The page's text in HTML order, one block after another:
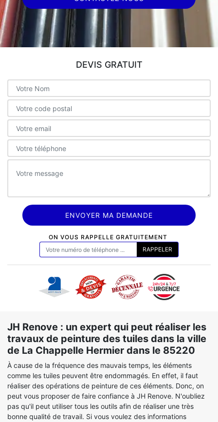
DEVIS GRATUIT
ON VOUS RAPPELLE GRATUITEMENT
JH Renove : un expert qui peut réaliser les
travaux de peinture des tuiles dans la ville
de La Chappelle Hermier dans le 85220
À cause de la fréquence des mauvais temps, les éléments
comme les tuiles peuvent être endommagés. En effet, il faut
réaliser des opérations de peinture de ces éléments. Donc, on
peut vous proposer de faire confiance à JH Renove. N'oubliez
pas qu'il peut utiliser tous les outils afin de réaliser une très
bonne qualité de travail. Si vous voulez des informations